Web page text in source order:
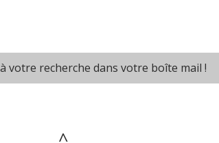
votre recherche dans votre boîte mail !